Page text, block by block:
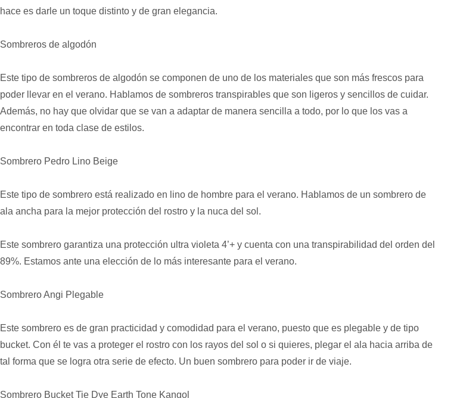
hace es darle un toque distinto y de gran elegancia.
Sombreros de algodón
Este tipo de sombreros de algodón se componen de uno de los materiales que son más frescos para
poder llevar en el verano. Hablamos de sombreros transpirables que son ligeros y sencillos de cuidar.
Además, no hay que olvidar que se van a adaptar de manera sencilla a todo, por lo que los vas a
encontrar en toda clase de estilos.
Sombrero Pedro Lino Beige
Este tipo de sombrero está realizado en lino de hombre para el verano. Hablamos de un sombrero de
ala ancha para la mejor protección del rostro y la nuca del sol.
Este sombrero garantiza una protección ultra violeta 4’+ y cuenta con una transpirabilidad del orden del
89%. Estamos ante una elección de lo más interesante para el verano.
Sombrero Angi Plegable
Este sombrero es de gran practicidad y comodidad para el verano, puesto que es plegable y de tipo
bucket. Con él te vas a proteger el rostro con los rayos del sol o si quieres, plegar el ala hacia arriba de
tal forma que se logra otra serie de efecto. Un buen sombrero para poder ir de viaje.
Sombrero Bucket Tie Dye Earth Tone Kangol